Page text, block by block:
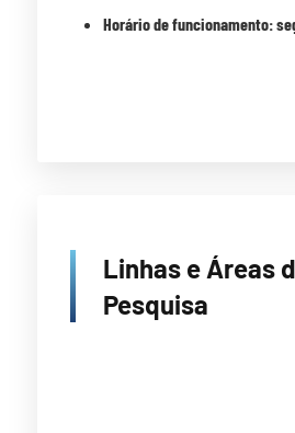
Horário de funcionamento:
Linhas e Áreas
Pesquisa